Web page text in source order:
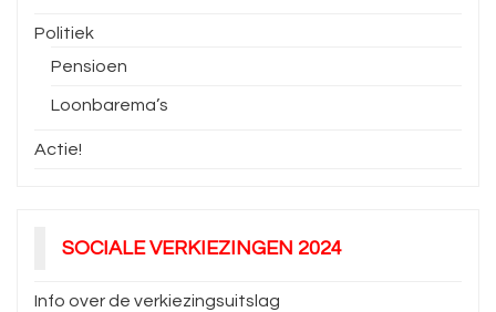
Politiek
Pensioen
Loonbarema’s
Actie!
SOCIALE VERKIEZINGEN 2024
Info over de verkiezingsuitslag